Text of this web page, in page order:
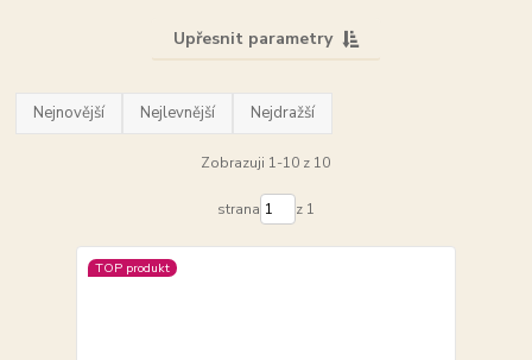
Upřesnit parametry
Nejnovější Nejlevnější Nejdražší
Zobrazuji 1-10 z 10
strana z 1
TOP produkt